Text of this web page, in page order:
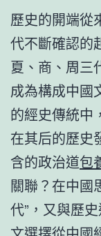
歷史的開端從
代不斷確認的
夏、商、周三
成為構成中國
的經史傳統中
在其后的歷史
含的政治道包
關聯？在中國
代”，又與歷